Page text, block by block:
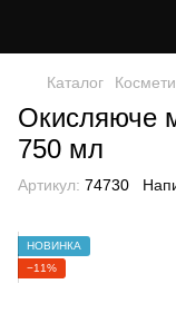
Каталог
Окисляюче
750 мл
Артикул: 74730
НОВИНКА
−11%